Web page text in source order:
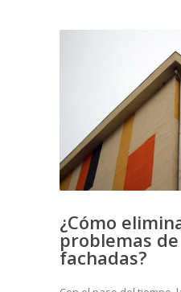
¿Cómo
problemas
fachadas?